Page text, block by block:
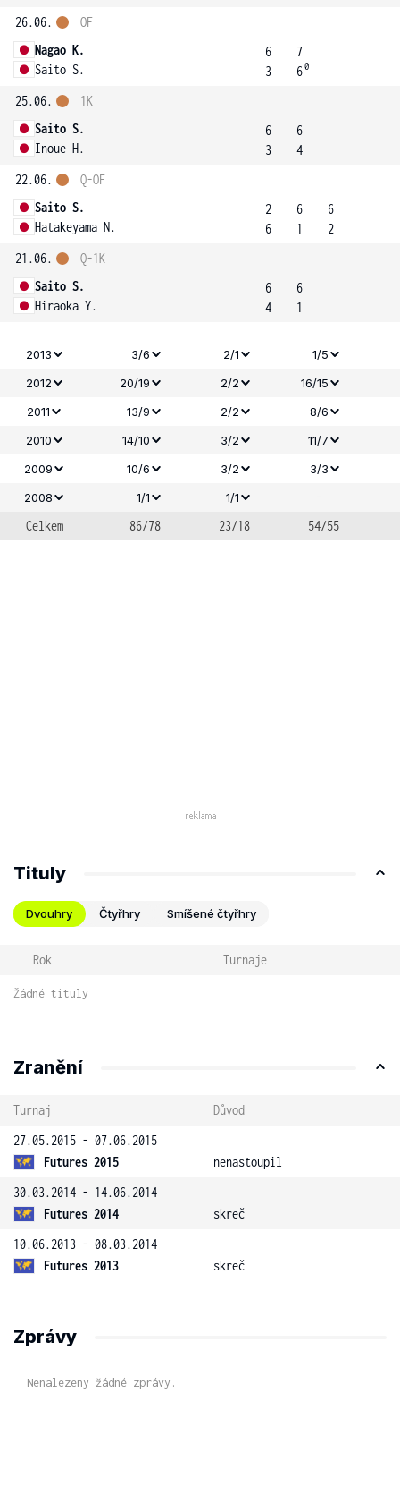
26.06.
Nagao K.
Saito S.
OF
6
3
7
60
25.06.
Saito S.
Inoue H.
1K
6
3
6
4
22.06.
Saito S.
Hatakeyama N.
Q-OF
2
6
6
1
6
2
21.06.
Saito S.
Hiraoka Y.
Q-1K
6
4
6
1
2013 3/6 2/1
1/5
2012
20/19 2/2
16/15
2011
13/9 2/2
8/6
2010
14/10 3/2
11/7
2009
10/6 3/2
3/3
2008
1/1 1/1
-
Celkem
86/78 23/18 54/55
Tituly
Dvouhry Čtyřhry Smíšené čtyřhry
Rok Turnaje
Žádné tituly
Zranění
Turnaj
Důvod
27.05.2015 - 07.06.2015
Futures 2015
nenastoupil
30.03.2014 - 14.06.2014
Futures 2014
skreč
10.06.2013 - 08.03.2014
Futures 2013
skreč
Zprávy
Nenalezeny žádné zprávy.